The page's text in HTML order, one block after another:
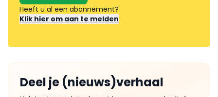
Heeft u al een abonnement?
Klik hier om aan te melden
Deel je (nieuws)verhaal